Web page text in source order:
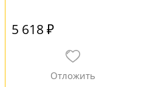
5 618 ₽